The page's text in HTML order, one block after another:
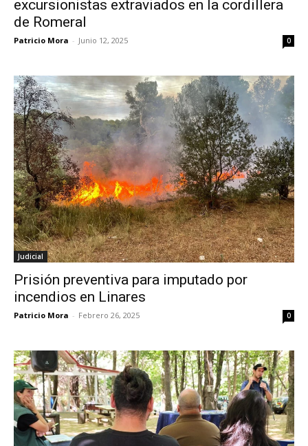
excursionistas extraviados en la cordillera
de Romeral
Patricio Mora - Junio 12, 2025 0
Judicial
Prisión preventiva para imputado por
incendios en Linares
Patricio Mora - Febrero 26, 2025 0